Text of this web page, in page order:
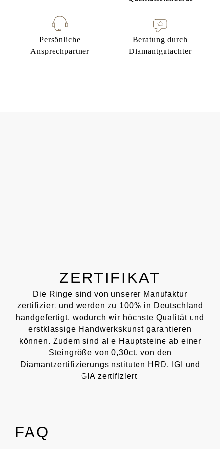
Persönliche
Ansprechpartner
Beratung durch
Diamantgutachter
ZERTIFIKAT
Die Ringe sind von unserer Manufaktur
zertifiziert und werden zu 100% in Deutschland
handgefertigt, wodurch wir höchste Qualität und
erstklassige Handwerkskunst garantieren
können. Zudem sind alle Hauptsteine ab einer
Steingröße von 0,30ct. von den
Diamantzertifizierungsinstituten HRD, IGI und
GIA zertifiziert.
FAQ